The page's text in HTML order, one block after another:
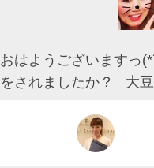
おはようございますっ
をされましたか？ 大